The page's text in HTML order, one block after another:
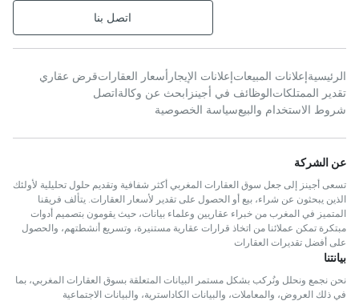
اتصل بنا
الرئيسيةإعلانات المبيعاتإعلانات الإيجار أسعار العقاراتقرض عقاري
تقدير الممتلكاتالوظائف في أجينز ابحث عن وكالةاتصل
شروط الاستخدام والبيعسياسة الخصوصية
عن الشركة
تسعى أجينز إلى جعل سوق العقارات المغربي أكثر شفافية وتقديم حلول تحليلية لأولئك
الذين يبحثون عن شراء، بيع أو الحصول على تقدير لأسعار العقارات. يتألف فريقنا
المتميز في المغرب من خبراء عقاريين وعلماء بيانات، حيث يقومون بتصميم أدوات
مبتكرة تمكن عملائنا من اتخاذ قرارات عقارية مستنيرة، وتسريع أنشطتهم، والحصول
على أفضل تقديرات العقارات
بيانتنا
نحن نجمع ونحلل ونُركب بشكل مستمر البيانات المتعلقة بسوق العقارات المغربي، بما
في ذلك العروض، والمعاملات، والبيانات الكاداسترية، والبيانات الاجتماعية